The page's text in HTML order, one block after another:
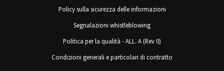
Policy sulla sicurezza delle informazioni
Segnalazioni whistleblowing
Politica per la qualità - ALL. A (Rev 0)
Condizioni generali e particolari di contratto